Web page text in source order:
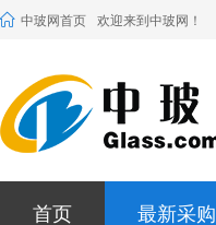
中玻网首页 欢迎来到中玻网！
首页 最新采购